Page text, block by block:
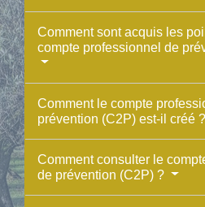
Comment sont acquis les
compte professionnel de
Comment le compte
prévention (C2P) est-il créé ?
Comment consulter le
de prévention (C2P) ?